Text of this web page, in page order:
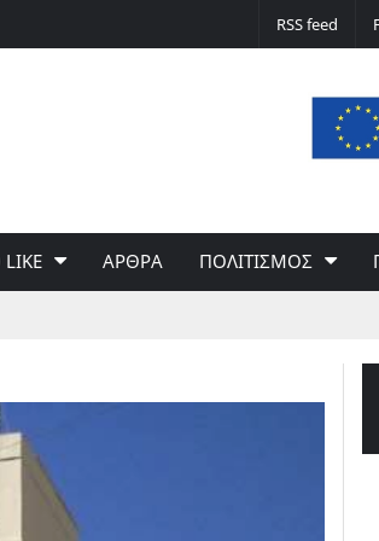
RSS feed
LIKE ΑΡΘΡΑ ΠΟΛΙΤΙΣΜΟΣ